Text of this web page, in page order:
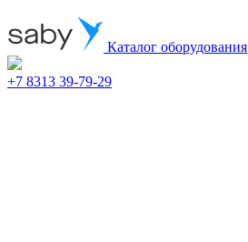
Каталог оборудования
+7 8313 39-79-29